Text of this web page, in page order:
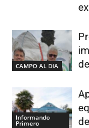
CAMPO AL DIA
Informando
Primero